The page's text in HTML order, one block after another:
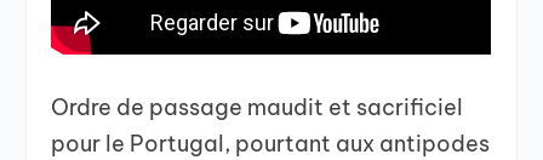
Ordre de passage maudit et sacrificiel
pour le Portugal, pourtant aux antipodes